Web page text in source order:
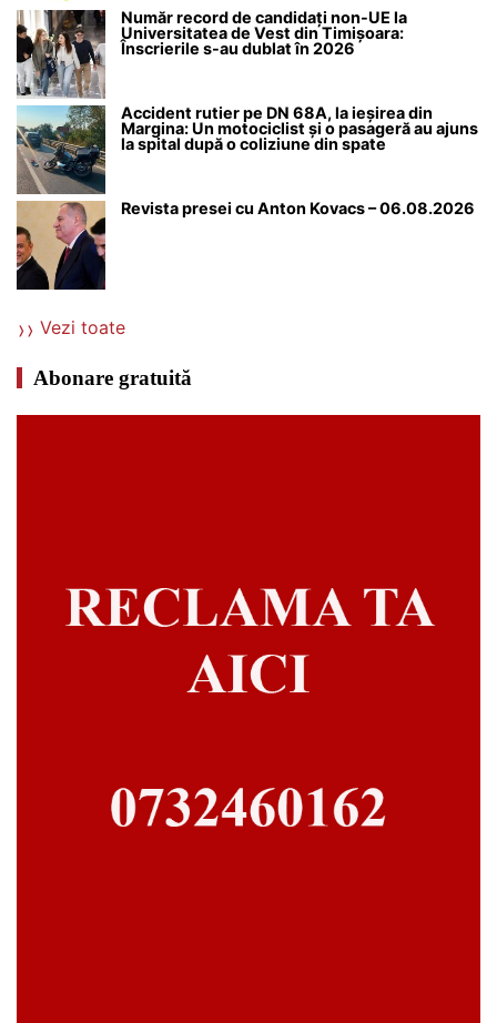
Număr record de candidați non-UE la
Universitatea de Vest din Timișoara:
Înscrierile s-au dublat în 2026
Accident rutier pe DN 68A, la ieșirea din
Margina: Un motociclist și o pasageră au ajuns
la spital după o coliziune din spate
Revista presei cu Anton Kovacs – 06.08.2026
Vezi toate
Abonare gratuită